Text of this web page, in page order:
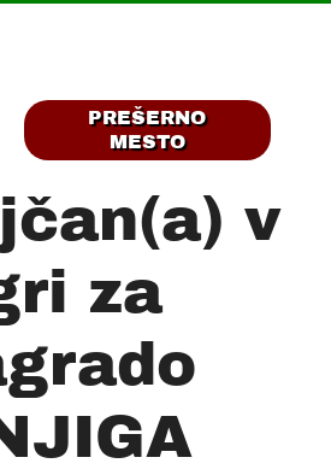
PREŠERNO
MESTO
v
za